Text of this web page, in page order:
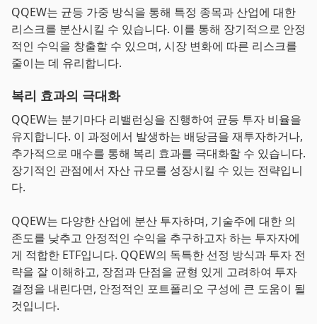
QQEW는 균등 가중 방식을 통해 특정 종목과 산업에 대한
리스크를 분산시킬 수 있습니다. 이를 통해 장기적으로 안정
적인 수익을 창출할 수 있으며, 시장 변화에 따른 리스크를
줄이는 데 유리합니다.
복리 효과의 극대화
QQEW는 분기마다 리밸런싱을 진행하여 균등 투자 비율을
유지합니다. 이 과정에서 발생하는 배당금을 재투자하거나,
추가적으로 매수를 통해 복리 효과를 극대화할 수 있습니다.
장기적인 관점에서 자산 규모를 성장시킬 수 있는 전략입니
다.
QQEW는 다양한 산업에 분산 투자하며, 기술주에 대한 의
존도를 낮추고 안정적인 수익을 추구하고자 하는 투자자에
게 적합한 ETF입니다. QQEW의 독특한 선정 방식과 투자 전
략을 잘 이해하고, 장점과 단점을 균형 있게 고려하여 투자
결정을 내린다면, 안정적인 포트폴리오 구성에 큰 도움이 될
것입니다.